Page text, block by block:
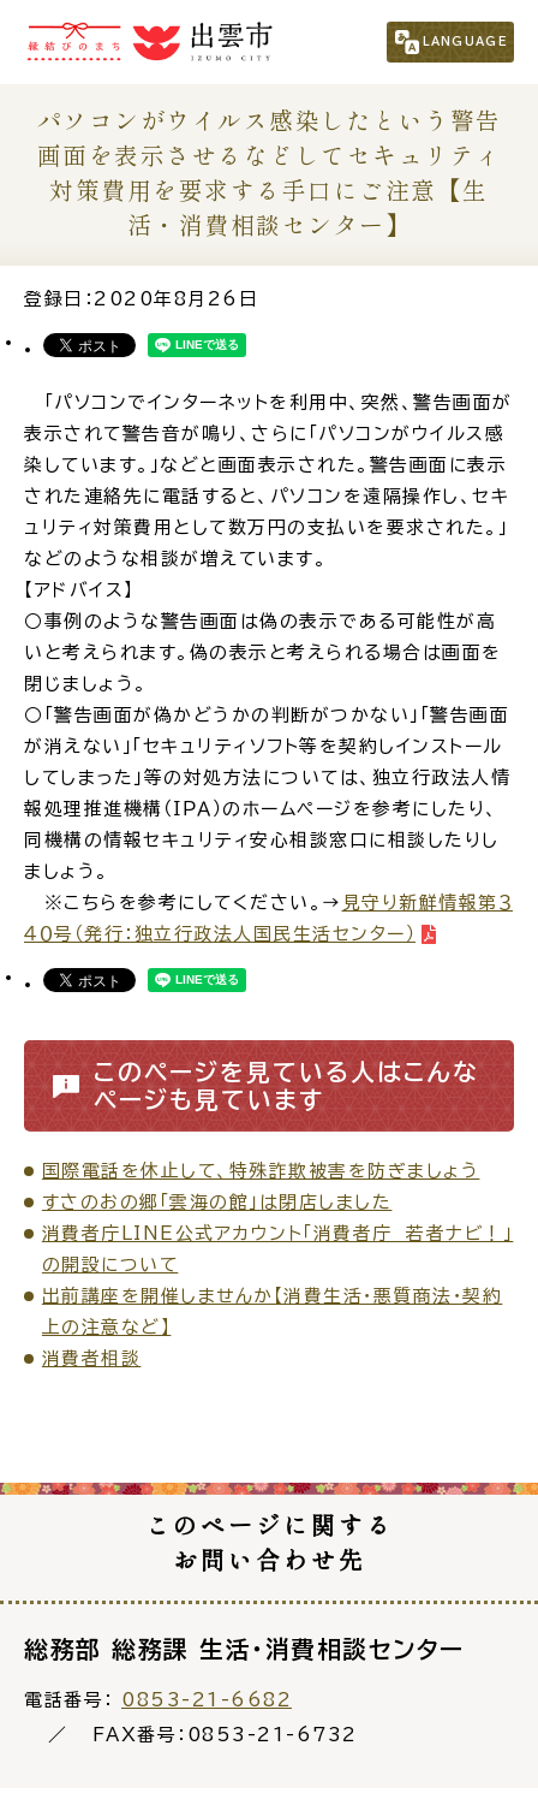
LANGUAGE
市民の方 （くらし・行政・議会）
事業者の方
観光される方
For Foreigners
新着情報一覧
ふるさと納税
場面から探す
妊娠・出産 子育て
入園・入学 結婚・離婚
引っ越し 就職・転職・退職
高齢者・介護 病気・ケガ
おくやみ
パソコンがウイルス感染したという警告
画面を表示させるなどしてセキュリティ
対策費用を要求する手口にご注意【生
活・消費相談センター】
登録日：2020年8月26日
「パソコンでインターネットを利用中、突然、警告画面が
表示されて警告音が鳴り、さらに「パソコンがウイルス感
染しています。」などと画面表示された。警告画面に表示
された連絡先に電話すると、パソコンを遠隔操作し、セキ
ュリティ対策費用として数万円の支払いを要求された。」
などのような相談が増えています。
【アドバイス】
○事例のような警告画面は偽の表示である可能性が高
いと考えられます。偽の表示と考えられる場合は画面を
閉じましょう。
○「警告画面が偽かどうかの判断がつかない」「警告画面
が消えない」「セキュリティソフト等を契約しインストール
してしまった」等の対処方法については、独立行政法人情
報処理推進機構（ＩＰＡ）のホームページを参考にしたり、
同機構の情報セキュリティ安心相談窓口に相談したりし
ましょう。
※こちらを参考にしてください。→ 見守り新鮮情報第３
４０号（発行：独立行政法人国民生活センター）
このページを見ている人はこんな
ページも見ています
国際電話を休止して、特殊詐欺被害を防ぎましょう
すさのおの郷「雲海の館」は閉店しました
消費者庁LINE公式アカウント「消費者庁 若者ナビ！」
の開設について
出前講座を開催しませんか【消費生活・悪質商法・契約
上の注意など】
消費者相談
このページに関する
お問い合わせ先
総務部 総務課 生活・消費相談センター
電話番号： 0853-21-6682
FAX番号：0853-21-6732